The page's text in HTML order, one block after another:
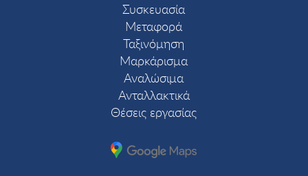
Συσκευασία
Μεταφορά
Ταξινόμηση
Μαρκάρισμα
Αναλώσιμα
Ανταλλακτικά
Θέσεις εργασίας